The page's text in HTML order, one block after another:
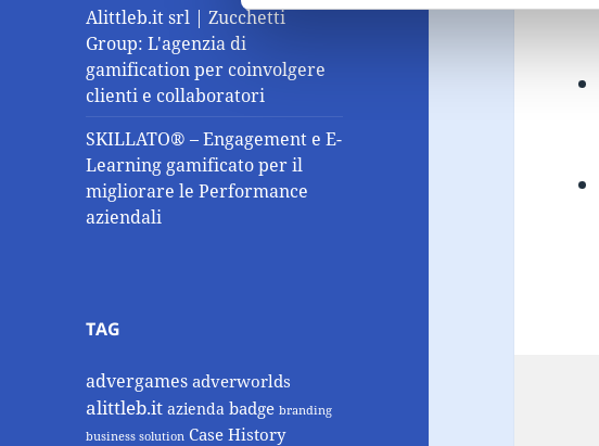
Alittleb.it srl | Zucchetti
Group: L'agenzia di
gamification per coinvolgere
clienti e collaboratori
SKILLATO® – Engagement e E-
Learning gamificato per il
migliorare le Performance
aziendali
TAG
advergames adverworlds
alittleb.it azienda badge branding
business solution Case History